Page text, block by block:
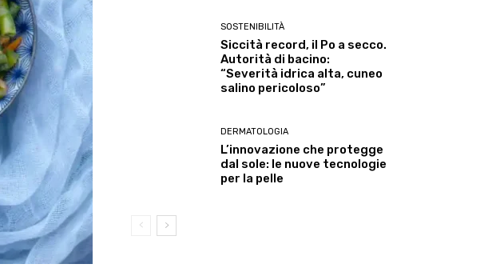
SOSTENIBILITÀ
Siccità record, il Po a secco.
Autorità di bacino:
“Severità idrica alta, cuneo
salino pericoloso”
DERMATOLOGIA
L’innovazione che protegge
dal sole: le nuove tecnologie
per la pelle